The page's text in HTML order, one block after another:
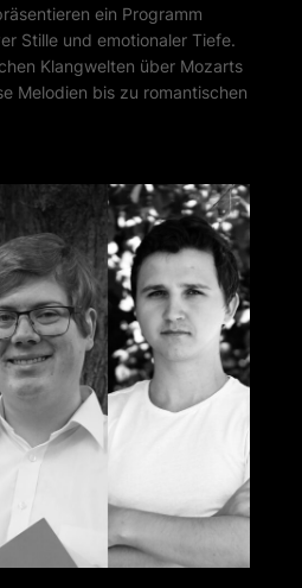
ein Programm
Stille und emotionaler Tiefe.
Klangwelten über Mozarts
Melodien bis zu romantischen